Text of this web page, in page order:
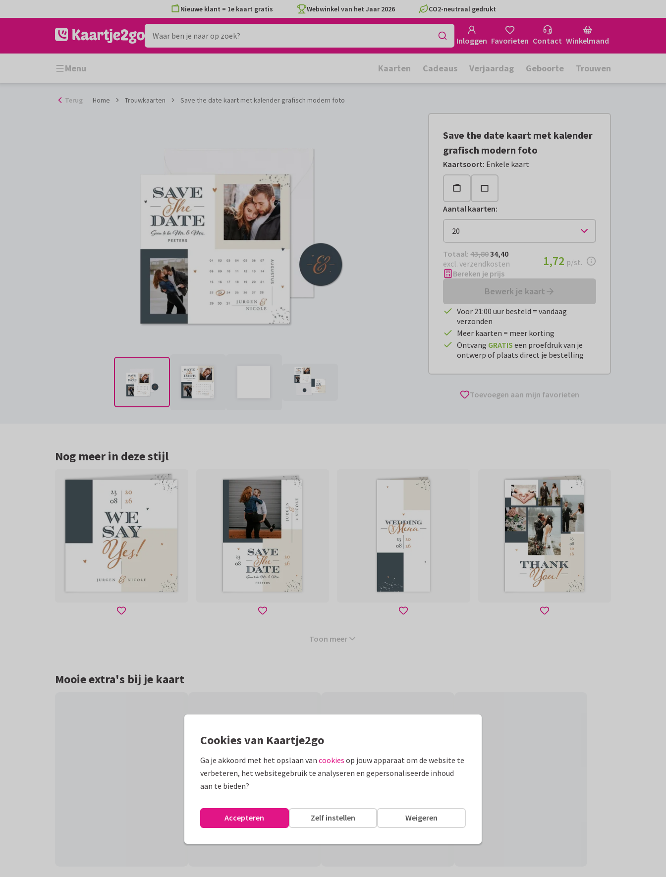
naar
Nieuwe klant = 1e kaart gratis Webwinkel van het Jaar 2026 CO2-neutraal gedrukt
Inloggen Favorieten Contact Winkelmand
Menu Kaarten Cadeaus Verjaardag Geboorte Trouwen
Terug Home Trouwkaarten Save the date kaart met kalender grafisch modern foto
Save the date kaart met kalender
grafisch modern foto
Kaartsoort: Enkele kaart
Aantal kaarten:
Totaal: € 34,40
Totaal: 43,8034,40
excl. verzendkosten
€ 1,72per stuk
1,72 p/st.
Bereken je prijs
Bewerk je kaart
Voor 21:00 uur besteld = vandaag
verzonden
Meer kaarten = meer korting
Ontvang GRATIS een proefdruk van je
ontwerp of plaats direct je bestelling
Toevoegen aan mijn favorieten
Nog meer in deze stijl
Toon meer
Mooie extra's bij je kaart
Cookies van Kaartje2go
Ga je akkoord met het opslaan van cookies op jouw apparaat om de website te
verbeteren, het websitegebruik te analyseren en gepersonaliseerde inhoud
aan te bieden?
Weigeren
Zelf instellen
Accepteren